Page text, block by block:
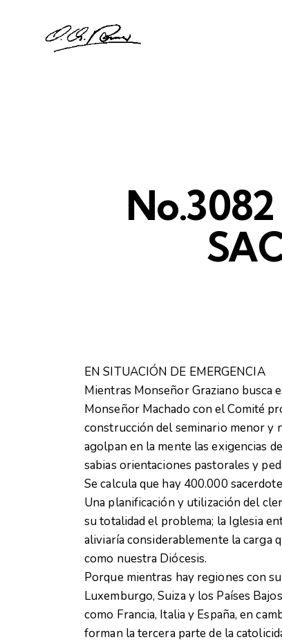
No.3082
EN SITUACIÓN DE EMERGENCIA
Mientras Monseñor Graziano busca
Monseñor Machado con el Comité
construcción del seminario menor y
agolpan en la mente las exigencias
sabias orientaciones pastorales y
Se calcula que hay 400.000
Una planificación y utilización del
su totalidad el problema; la Iglesia
aliviaría considerablemente la carga
como nuestra Diócesis.
Porque mientras hay regiones con
Luxemburgo, Suiza y los Países
como Francia, Italia y España, en
forman la tercera parte de la